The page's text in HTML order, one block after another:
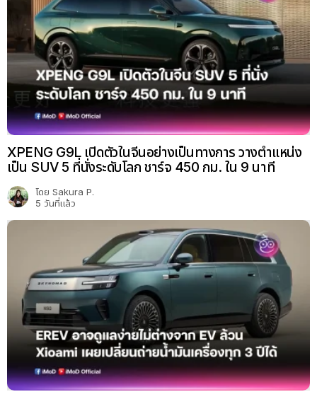
XPENG G9L เปิดตัวในจีนอย่างเป็นทางการ วางตำแหน่ง
เป็น SUV 5 ที่นั่งระดับโลก ชาร์จ 450 กม. ใน 9 นาที
โดย Sakura P.
5 วันที่แล้ว